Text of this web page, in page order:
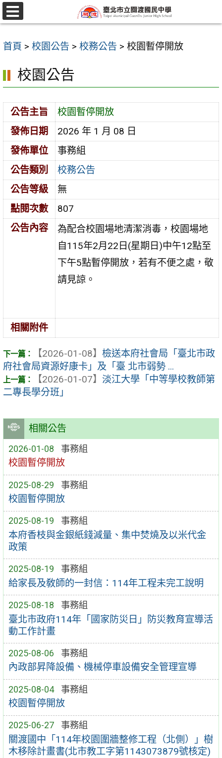
跳
至
要
容
選
單
首頁 > 校園公告 > 校務公告 > 校園暫停開放
相關公告
2026-01-08 事務組
校園暫停開放
2025-08-29 事務組
校園暫停開放
2025-08-19 事務組
本府香枝與金銀紙錢減量、集中焚燒及以米代金
政策
2025-08-19 事務組
給家長及敎師的一封信：114年工程未完工說明
2025-08-18 事務組
臺北市政府114年「國家防災日」防災教育宣導活
動工作計畫
2025-08-06 事務組
內政部昇降設備、機械停車設備安全管理宣導
2025-08-04 事務組
校園暫停開放
2025-06-27 事務組
關渡國中「114年校園圍牆整修工程（北側）」樹
木移除計畫書(北市教工字第1143073879號核定)
校園公告
公告主旨
校園暫停開放
發佈日期
2026 年 1 月 08 日
發佈單位
事務組
公告類別
校務公告
公告等級
無
點閱次數
807
公告內容
為配合校園場地清潔消毒，校園場地
自115年2月22日(星期日)中午12點至
下午5點暫停開放，若有不便之處，敬
請見諒。
相關附件
【2026-01-08】 檢送本府社會局「臺北市政
府社會局資源好康卡」及「臺 北市弱勢 ...
【2026-01-07】 淡江大學「中等學校教師第
二專長學分班」